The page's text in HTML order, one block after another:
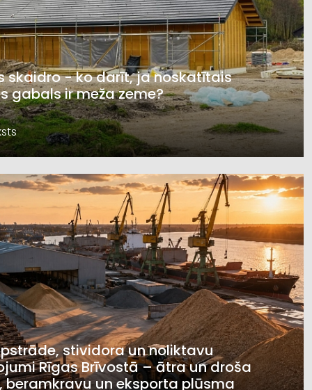
skaidro - ko darīt, ja noskatītais
gabals ir meža zeme?
stividora un noliktavu
Rīgas Brīvostā – ātra un droša
beramkravu un eksporta plūsma